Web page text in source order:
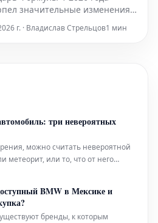
значительные изменения
и Саудовской Аравии –
а также создал для Формулы-1
г. · Владислав Стрельцов1 мин
три невероятных
можно считать невероятной
метеорит, или то, что от него
земной атмосферы, упадет
транспортных средств, тако
BMW в Мексике и
бренды, к которым